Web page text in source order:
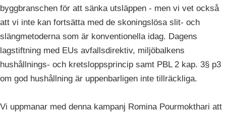
byggbranschen för att sänka utsläppen - men vi vet också
att vi inte kan fortsätta med de skoningslösa slit- och
slängmetoderna som är konventionella idag. Dagens
lagstiftning med EUs avfallsdirektiv, miljöbalkens
hushållnings- och kretsloppsprincip samt PBL 2 kap. 3§ p3
om god hushållning är uppenbarligen inte tillräckliga.
Vi uppmanar med denna kampanj Romina Pourmokthari att